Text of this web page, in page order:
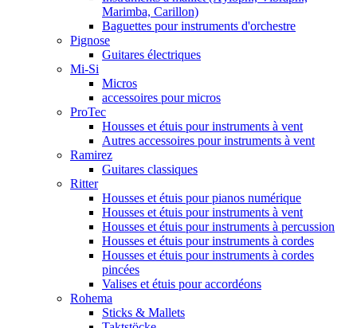
Marimba, Carillon)
Baguettes pour instruments d'orchestre
Pignose
Guitares électriques
Mi-Si
Micros
accessoires pour micros
ProTec
Housses et étuis pour instruments à vent
Autres accessoires pour instruments à vent
Ramirez
Guitares classiques
Ritter
Housses et étuis pour pianos numérique
Housses et étuis pour instruments à vent
Housses et étuis pour instruments à percussion
Housses et étuis pour instruments à cordes
Housses et étuis pour instruments à cordes
pincées
Valises et étuis pour accordéons
Rohema
Sticks & Mallets